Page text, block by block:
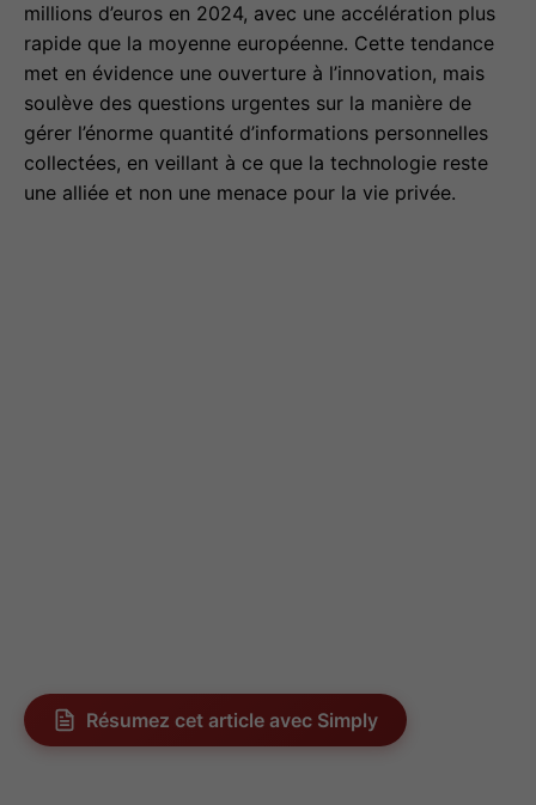
millions d’euros en 2024, avec une accélération plus
rapide que la moyenne européenne. Cette tendance
met en évidence une ouverture à l’innovation, mais
soulève des questions urgentes sur la manière de
gérer l’énorme quantité d’informations personnelles
collectées, en veillant à ce que la technologie reste
une alliée et non une menace pour la vie privée.
Résumez cet article avec Simply